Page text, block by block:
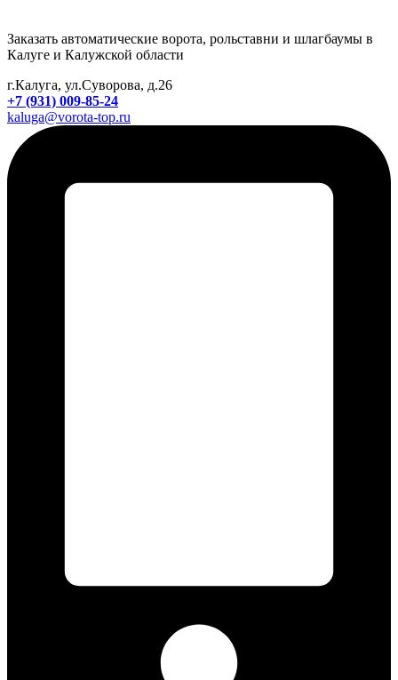
Заказать автоматические ворота, рольставни и шлагбаумы в
Калуге и Калужской области
г.Калуга, ул.Суворова, д.26
+7 (931) 009-85-24
kaluga@vorota-top.ru